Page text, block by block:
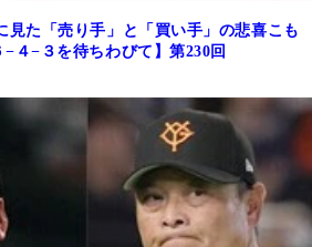
見た「売り手」と「買い手」の悲喜こも
４−３を待ちわびて】第230回